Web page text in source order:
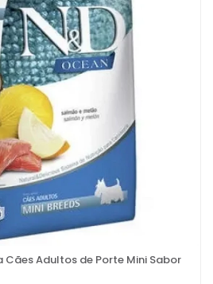
Cães Adultos de Porte Mini Sabor